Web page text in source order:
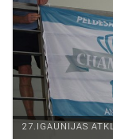
27.IGAUNIJAS